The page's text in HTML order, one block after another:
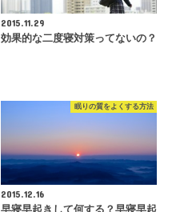
2015.11.29
効果的な二度寝対策ってないの？
眠りの質をよくする方法
2015.12.16
早寝早起きして何する？早寝早起